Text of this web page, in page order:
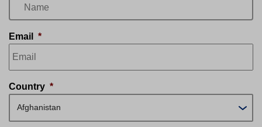
Email *
Country *
Afghanistan